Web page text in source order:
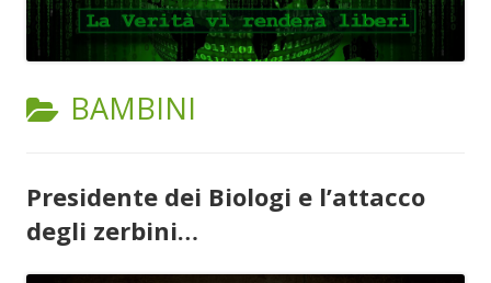
CATEGORIA:
BAMBINI
Presidente dei Biologi e l’attacco
degli zerbini…